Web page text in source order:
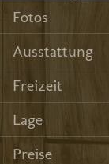
Fotos
Ausstattung
Freizeit
Lage
Preise